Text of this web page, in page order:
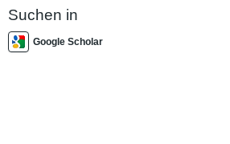
Suchen in
Google Scholar